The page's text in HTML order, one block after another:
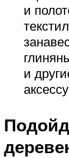
и
и